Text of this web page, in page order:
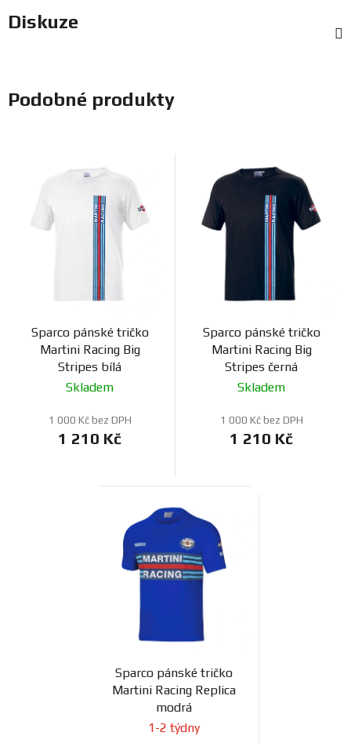
Diskuze
Podobné produkty
Sparco pánské tričko
Martini Racing Big
Stripes bílá
Skladem
1 000 Kč bez DPH
1 210 Kč
Sparco pánské tričko
Martini Racing Big
Stripes černá
Skladem
1 000 Kč bez DPH
1 210 Kč
Sparco pánské tričko
Martini Racing Replica
modrá
1-2 týdny